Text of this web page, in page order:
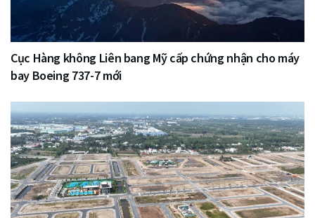
Cục Hàng không Liên bang Mỹ cấp chứng nhận cho máy
bay Boeing 737-7 mới